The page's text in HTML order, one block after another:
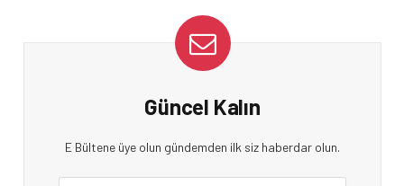
Güncel Kalın
E Bültene üye olun gündemden ilk siz haberdar olun.